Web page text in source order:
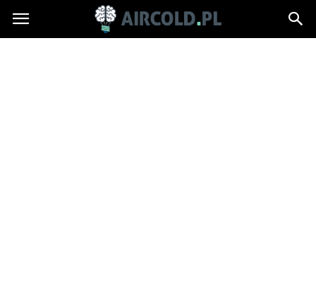
Aircold.pl